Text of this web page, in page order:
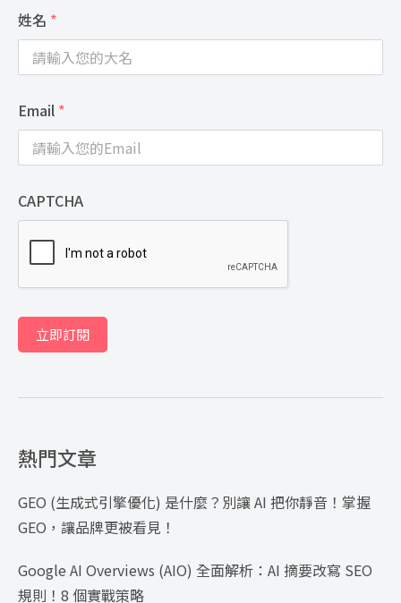
姓名 *
Email *
CAPTCHA
立即訂閱
熱門文章
GEO (生成式引擎優化) 是什麼？別讓 AI 把你靜音！掌握
GEO，讓品牌更被看見！
Google AI Overviews (AIO) 全面解析：AI 摘要改寫 SEO
規則！8 個實戰策略